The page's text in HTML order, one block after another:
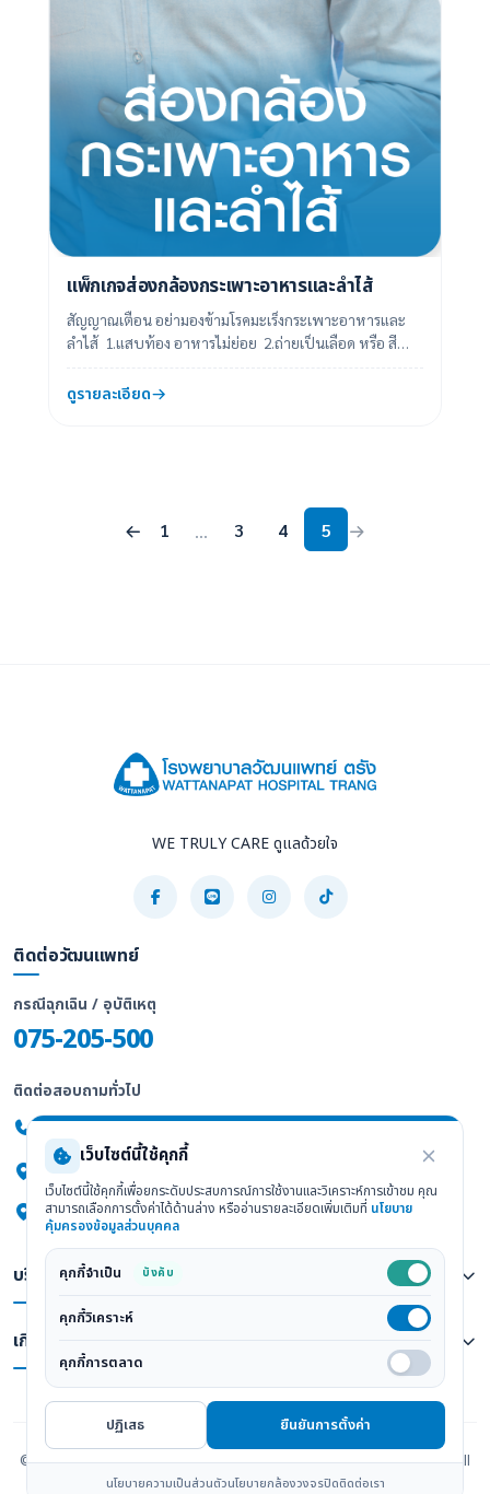
แพ็กเกจส่องกล้องกระเพาะอาหารและลำไส้
สัญญาณเตือน อย่ามองข้ามโรคมะเร็งกระเพาะอาหารและ
ลำไส้ 1.แสบท้อง อาหารไม่ย่อย 2.ถ่ายเป็นเลือด หรือ สีดำ
ดูรายละเอียด
1 ... 3 4 5
WE TRULY CARE ดูแลด้วยใจ
ติดต่อวัฒนแพทย์
กรณีฉุกเฉิน / อุบัติเหตุ
075-205-500
ติดต่อสอบถามทั่วไป
075-205-555
247/2 ถ.พัทลุง ต.ทับเที่ยง อ.เมือง จ.ตรัง 92000
ดูแผนที่ Google Maps
บริการทางการแพทย์
เกี่ยวกับเรา
© 2026โรงพยาบาลวัฒนแพทย์ ตรัง : Wattanapat Hospital Trang. All
Rights Reserved
เว็บไซต์นี้ใช้คุกกี้
เว็บไซต์นี้ใช้คุกกี้เพื่อยกระดับประสบการณ์การใช้งานและวิเคราะห์การเข้าชม คุณ
สามารถเลือกการตั้งค่าได้ด้านล่าง หรืออ่านรายละเอียดเพิ่มเติมที่ นโยบาย
คุ้มครองข้อมูลส่วนบุคคล
คุกกี้จำเป็น บังคับ
คุกกี้วิเคราะห์
คุกกี้การตลาด
ปฏิเสธ ยืนยันการตั้งค่า
นโยบายความเป็นส่วนตัวนโยบายกล้องวงจรปิดติดต่อเรา